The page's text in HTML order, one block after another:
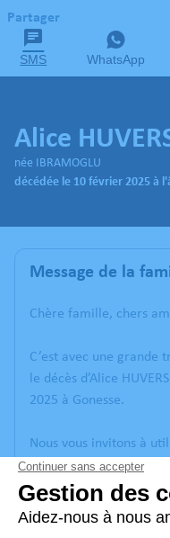
Partager
SMS WhatsApp
Alice
née IBRAMOGLU
décédée le 10 février 2025 à
Message de la
Chère famille, chers
C’est avec une grande
le décès d’Alice
2025 à Gonesse.
Nous vous invitons à
condoléances, partager
anecdote ou exprimer
ou des textes. Cet
honorer la mémoire